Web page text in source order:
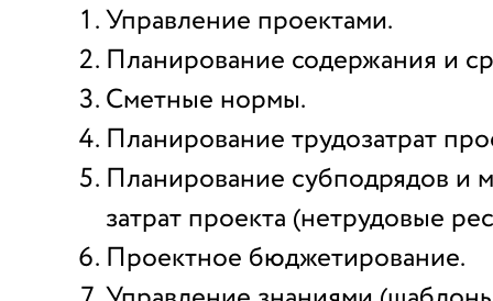
Управление проектами.
Планирование содержания и
Сметные нормы.
Планирование трудозатрат
Планирование субподрядов и
затрат проекта (нетрудовые
Проектное бюджетирование.